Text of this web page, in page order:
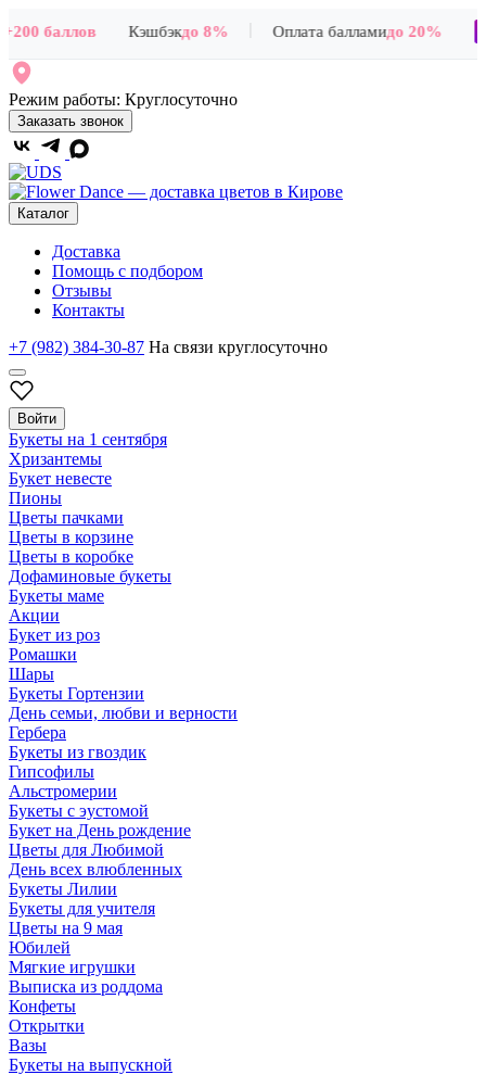
баллов Кэшбэкдо 8% Оплата балламидо 20%
Режим работы: Круглосуточно
Заказать звонок
Каталог
Доставка
Помощь с подбором
Отзывы
Контакты
+7 (982) 384-30-87 На связи круглосуточно
Войти
Букеты на 1 сентября
Хризантемы
Букет невесте
Пионы
Цветы пачками
Цветы в корзине
Цветы в коробке
Дофаминовые букеты
Букеты маме
Акции
Букет из роз
Ромашки
Шары
Букеты Гортензии
День семьи, любви и верности
Гербера
Букеты из гвоздик
Гипсофилы
Альстромерии
Букеты с эустомой
Букет на День рождение
Цветы для Любимой
День всех влюбленных
Букеты Лилии
Букеты для учителя
Цветы на 9 мая
Юбилей
Мягкие игрушки
Выписка из роддома
Конфеты
Открытки
Вазы
Букеты на выпускной